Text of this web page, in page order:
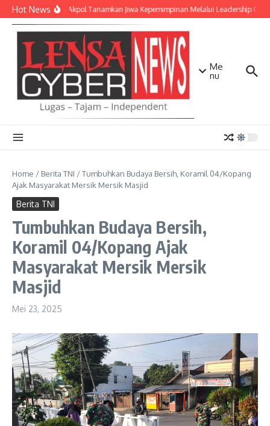
Lewati ke konten
Hot NewsTaruna Akpol Tanamkan Jiwa Kepemimpinan Melalui Leadership
Me
nu
Home / Berita TNI /Tumbuhkan Budaya Bersih, Koramil 04/Kopang
Ajak Masyarakat Mersik Mersik Masjid
Berita TNI
Tumbuhkan Budaya Bersih,
Koramil 04/Kopang Ajak
Masyarakat Mersik Mersik
Masjid
Mei 23, 2025